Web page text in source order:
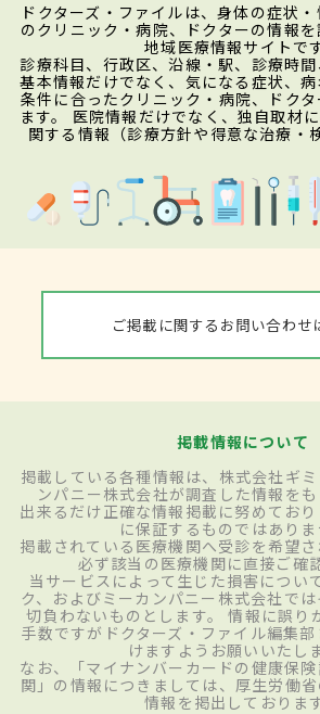
ドクターズ・ファイルは、身体の症状
のクリニック・病院、ドクターの情報
地域医療情報サイトです
診療科目、行政区、沿線・駅、診療時
基本情報だけでなく、気になる症状、
条件に合ったクリニック・病院、ドク
ます。 医院情報だけでなく、独自取材
関する情報（診療方針や得意な治療・
ご掲載に関するお問い合わせ
掲載情報について
掲載している各種情報は、株式会社ギ
ンパニー株式会社が調査した情報をも
出来るだけ正確な情報掲載に努めてお
に保証するものではありま
掲載されている医療機関へ受診を希望
必ず該当の医療機関に直接ご確
当サービスによって生じた損害につい
ク、およびミーカンパニー株式会社で
切負わないものとします。 情報に誤り
手数ですがドクターズ・ファイル編集
けますようお願いいたし
なお、「マイナンバーカードの健康保
関」の情報につきましては、厚生労働省
情報を掲出しております